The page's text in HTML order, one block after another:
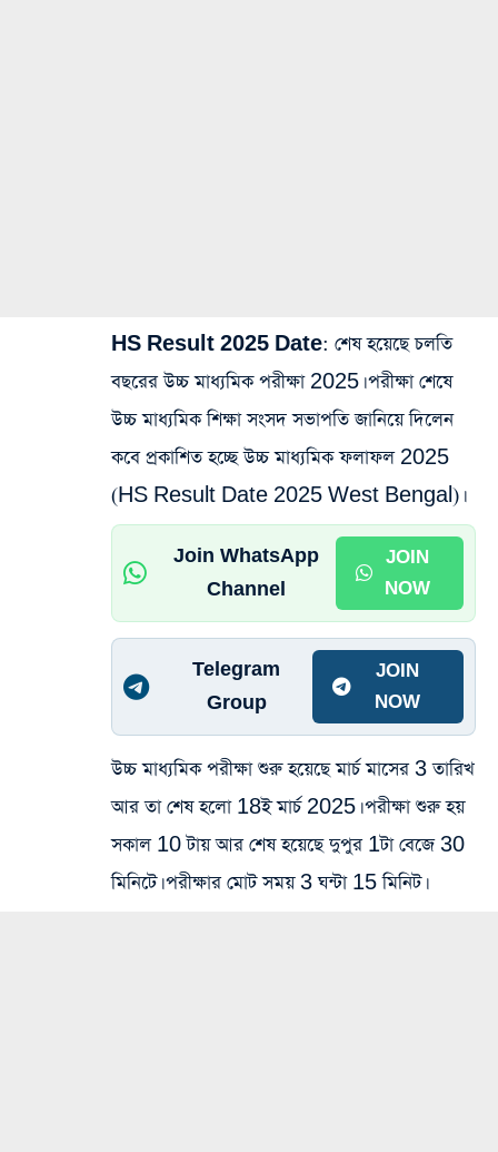
HS Result 2025 Date: শেষ হয়েছে চলতি
বছরের উচ্চ মাধ্যমিক পরীক্ষা 2025। পরীক্ষা শেষে
উচ্চ মাধ্যমিক শিক্ষা সংসদ সভাপতি জানিয়ে দিলেন
কবে প্রকাশিত হচ্ছে উচ্চ মাধ্যমিক ফলাফল 2025
(HS Result Date 2025 West Bengal)।
Join WhatsApp
Channel
JOIN
NOW
Telegram
Group
JOIN
NOW
উচ্চ মাধ্যমিক পরীক্ষা শুরু হয়েছে মার্চ মাসের 3 তারিখ
আর তা শেষ হলো 18ই মার্চ 2025। পরীক্ষা শুরু হয়
সকাল 10 টায় আর শেষ হয়েছে দুপুর 1টা বেজে 30
মিনিটে। পরীক্ষার মোট সময় 3 ঘন্টা 15 মিনিট।